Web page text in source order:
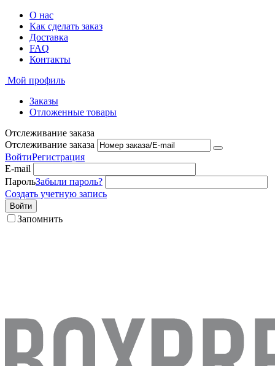
О нас
Как сделать заказ
Доставка
FAQ
Контакты
Мой профиль
Заказы
Отложенные товары
Отслеживание заказа
Отслеживание заказа
ВойтиРегистрация
E-mail
ПарольЗабыли пароль?
Создать учетную запись
Войти
Запомнить